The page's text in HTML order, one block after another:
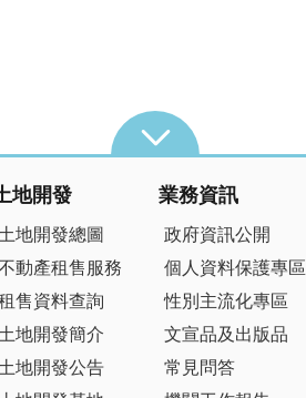
地開發
土地開發總圖
動產租售服務
售資料查詢
土地開發簡介
土地開發公告
業務資訊
政府資訊公開
個人資料保護專區
性別主流化專區
文宣品及出版品
常見問答